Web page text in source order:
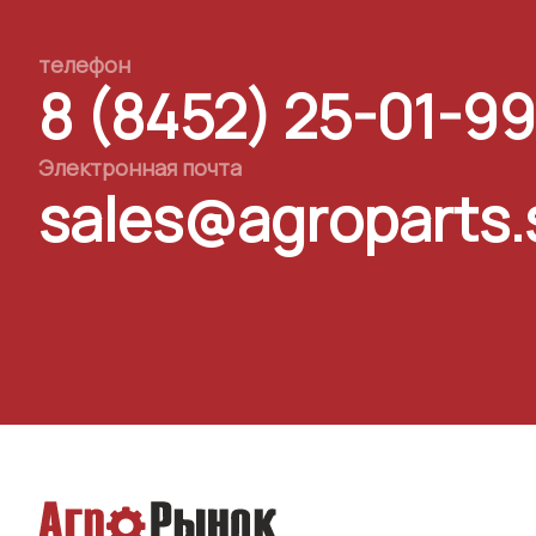
телефон
8 (8452) 25-01-99
Электронная почта